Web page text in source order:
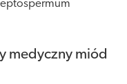
medyczny miód